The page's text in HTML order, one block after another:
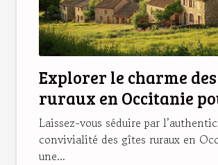
Explorer le charme
ruraux en Occitanie
vacances idéales
Laissez-vous séduire par
convivialité des gîtes ruraux en
une...